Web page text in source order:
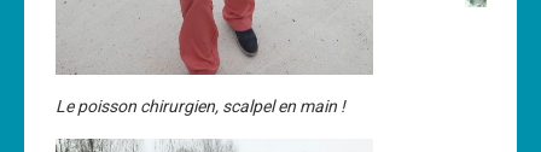
Le poisson chirurgien, scalpel en main !